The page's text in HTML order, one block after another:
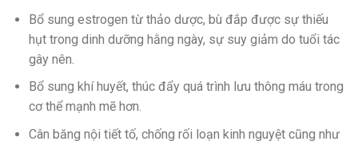
Bổ sung estrogen từ thảo dược, bù đắp được sự thiếu
hụt trong dinh dưỡng hằng ngày, sự suy giảm do tuổi tác
gây nên.
Bổ sung khí huyết, thúc đẩy quá trình lưu thông máu trong
cơ thể mạnh mẽ hơn.
Cân băng nội tiết tố, chống rối loạn kinh nguyệt cũng như